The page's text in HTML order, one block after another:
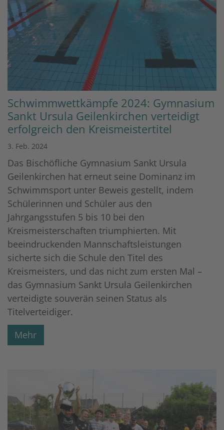
Schwimmwettkämpfe 2024: Gymnasium
Sankt Ursula Geilenkirchen verteidigt
erfolgreich den Kreismeistertitel
3. Feb. 2024
Das Bischöfliche Gymnasium Sankt Ursula
Geilenkirchen hat erneut seine Dominanz im
Schwimmsport unter Beweis gestellt, indem
Schülerinnen und Schüler aus den
Jahrgangsstufen 5 bis 10 bei den
Kreismeisterschaften triumphierten. Mit
beeindruckenden Mannschaftsleistungen
sicherte sich die Schule den Titel des
Kreismeisters, und das nicht zum ersten Mal –
das Gymnasium Sankt Ursula Geilenkirchen
verteidigte souverän seinen Status als
Titelverteidiger.
Mehr